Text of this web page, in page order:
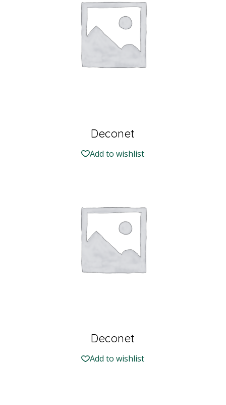
Deconet
Add to wishlist
Deconet
Add to wishlist